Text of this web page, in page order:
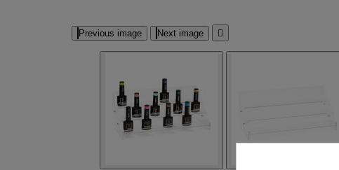
Previous image Next image 